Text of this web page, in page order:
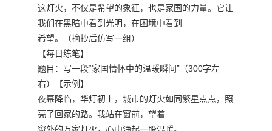
这灯火，不仅是希望的象征，也是家国的力量。它让
我们在黑暗中看到光明，在困境中看到
希望。（摘抄后仿写一组）
【每日练笔】
题目：写一段“家国情怀中的温暖瞬间”（300字左
右）【示例】
夜幕降临，华灯初上，城市的灯火如同繁星点点，照
亮了回家的路。我站在窗前，望着